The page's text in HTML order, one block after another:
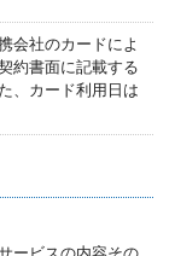
会社のカードによ
約書面に記載する
、カード利用日は